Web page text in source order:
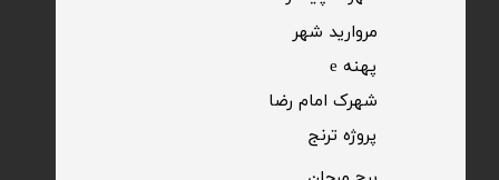
​پروژه ترنج
مروارید شهر​​​​​​​
شهرک امام رضا
پهنه e